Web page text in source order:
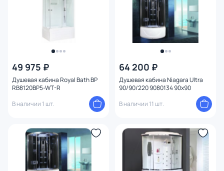
49 975 ₽
Душевая кабина Royal Bath BP
RB8120BP5-WT-R
В наличии 1 шт.
64 200 ₽
Душевая кабина Niagara Ultra
90/90/220 9080134 90x90
В наличии 11 шт.